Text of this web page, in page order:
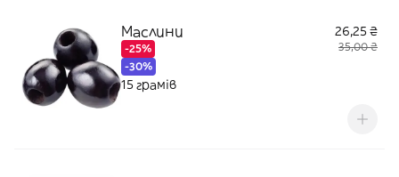
Маслини
-25%
-30%
26,25 ₴
35,00 ₴
15 грамів